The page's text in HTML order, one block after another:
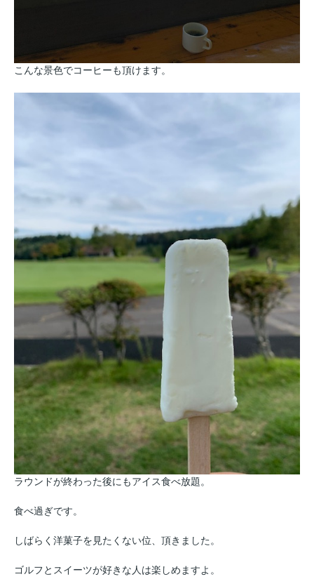
こんな景色でコーヒーも頂けます。
ラウンドが終わった後にもアイス食べ放題。
食べ過ぎです。
しばらく洋菓子を見たくない位、頂きました。
ゴルフとスイーツが好きな人は楽しめますよ。